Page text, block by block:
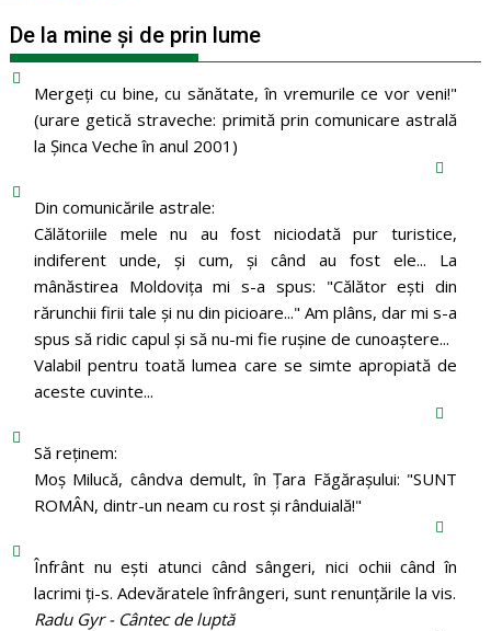
De la mine și de prin lume
Mergeţi cu bine, cu sănătate, în vremurile ce vor veni!"
(urare getică straveche: primită prin comunicare astrală
la Şinca Veche în anul 2001)
Din comunicările astrale:
Călătoriile mele nu au fost niciodată pur turistice,
indiferent unde, și cum, și când au fost ele... La
mânăstirea Moldoviţa mi s-a spus: "Călător eşti din
rărunchii firii tale şi nu din picioare..." Am plâns, dar mi s-a
spus să ridic capul şi să nu-mi fie ruşine de cunoaştere...
Valabil pentru toată lumea care se simte apropiată de
aceste cuvinte...
Să reținem:
Moș Milucă, cândva demult, în Ţara Făgăraşului: "SUNT
ROMÂN, dintr-un neam cu rost şi rânduială!"
Înfrânt nu ești atunci când sângeri, nici ochii când în
lacrimi ți-s. Adevăratele înfrângeri, sunt renunțările la vis.
Radu Gyr - Cântec de luptă